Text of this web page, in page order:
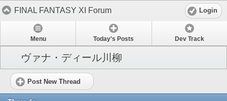
FINAL FANTASY XI Forum Login
Menu Today's Posts Dev Track
ヴァナ・ディール川柳
Post New Thread